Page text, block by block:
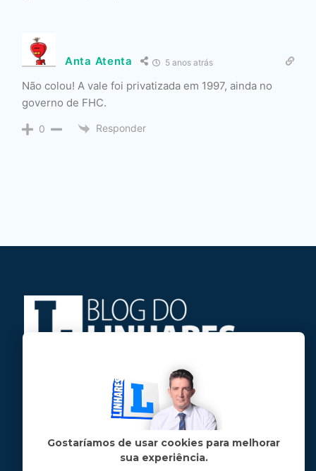
Anta Atenta 5 anos atrás
Não colou! A vale foi privatizada em 1997, ainda no
governo de FHC.
0 Responder
Jose Linhares Jr é maranhense.
Formado em Jornalismo, estudou filosofia
e tem pós-graduações em ciência política
e marketing político.
Gostaríamos de usar cookies para melhorar
sua experiência.